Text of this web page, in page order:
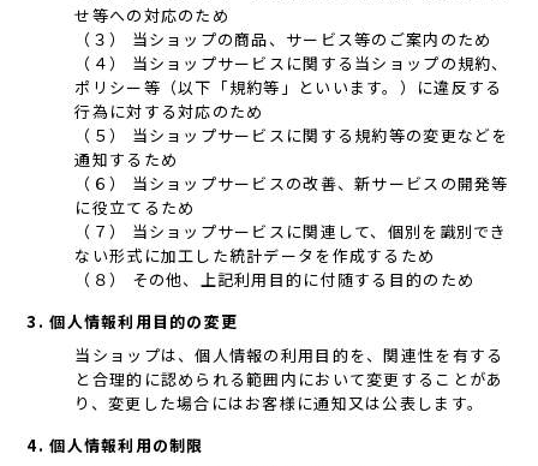
せ等への対応のため
（３） 当ショップの商品、サービス等のご案内のため
（４） 当ショップサービスに関する当ショップの規約、
ポリシー等（以下「規約等」といいます。）に違反する
行為に対する対応のため
（５） 当ショップサービスに関する規約等の変更などを
通知するため
（６） 当ショップサービスの改善、新サービスの開発等
に役立てるため
（７） 当ショップサービスに関連して、個別を識別でき
ない形式に加工した統計データを作成するため
（８） その他、上記利用目的に付随する目的のため
3. 個人情報利用目的の変更
当ショップは、個人情報の利用目的を、関連性を有する
と合理的に認められる範囲内において変更することがあ
り、変更した場合にはお客様に通知又は公表します。
4. 個人情報利用の制限